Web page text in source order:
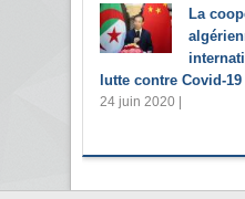
La
lutte contre Covid-19
24 juin 2020 |